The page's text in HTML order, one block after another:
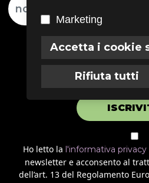
Ho letto la l'informativa privacy
newsletter e acconsento al
dell’art. 13 del Regolamento
Marketing
Accetta i cookie
Rifiuta tutti